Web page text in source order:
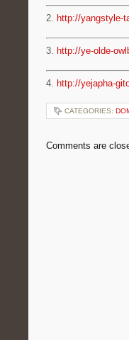
2. http://yangstyle-
3. http://ye-olde-
4. http://yejapha-
CATEGORIES:
Comments are